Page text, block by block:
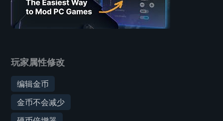
玩家属性修改
编辑金币
金币不会减少